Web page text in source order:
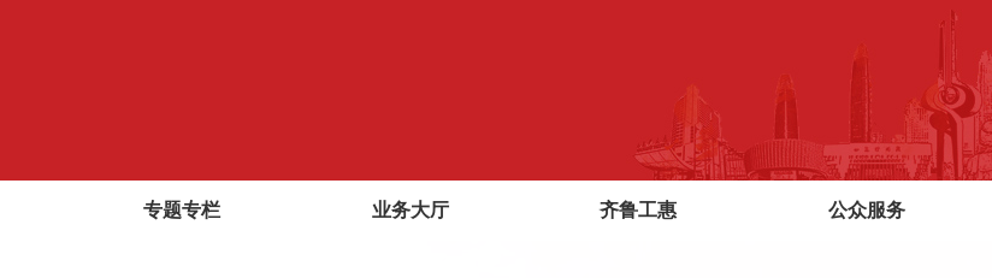
专题专栏 业务大厅 齐鲁工惠 公众服务